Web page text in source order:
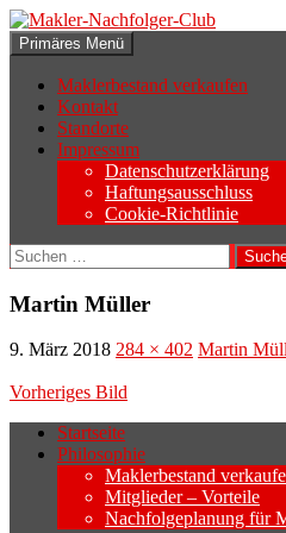
Zum
Inhalt
springen
Makler-
Suchen
Primäres Menü
Maklerbestand verkaufen
Kontakt
Standorte
Impressum
Datenschutzerklärung
Haftungsausschluss
Cookie-Richtlinie
Suchen
nach:
Martin Müller
9. März 2018 284 × 402 Martin
Vorheriges Bild
Wenn sich der
Geschäftsaufgabe.
Startseite
Philosophie
Maklerbestand
Mitglieder – Vorteile
Nachfolgeplanung für